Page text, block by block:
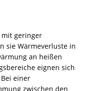
geringer
sie Wärmeverluste in
an heißen
eignen sich
einer
zwischen den